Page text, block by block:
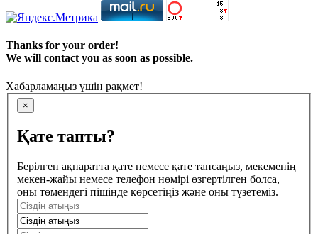
Thanks for your order!
We will contact you as soon as possible.
Хабарламаңыз үшін рақмет!
×
Қате тапты?
Берілген ақпаратта қате немесе қате тапсаңыз, мекеменің
мекен-жайы немесе телефон нөмірі өзгертілген болса,
оны төмендегі пішінде көрсетіңіз және оны түзетеміз.